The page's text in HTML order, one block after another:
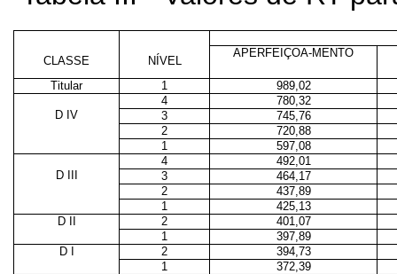
CLASSE NÍVEL
APERFEIÇOA-MENTO
Titular 1
989,02
4
780,32
D IV
3
745,76
2
720,88
1
597,08
4
492,01
D III
3
464,17
2
437,89
1
425,13
D II
2
401,07
1
397,89
D I
2
394,73
1
372,39